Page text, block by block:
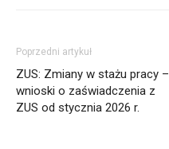
Poprzedni artykuł
ZUS: Zmiany w stażu pracy –
wnioski o zaświadczenia z
ZUS od stycznia 2026 r.